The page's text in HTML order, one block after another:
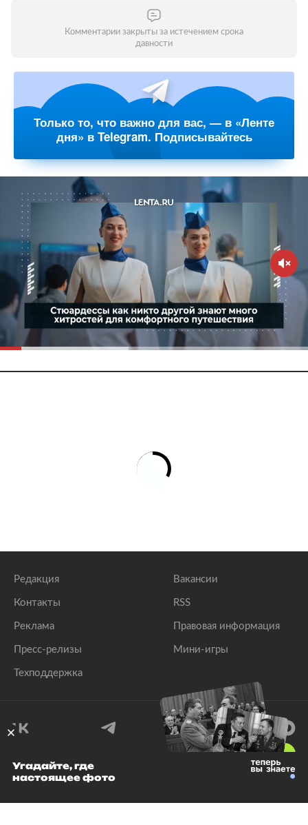
Комментарии закрыты за истечением срока
давности
Только то, что важно для вас, — в «Ленте
дня» в Telegram. Подписывайтесь
Редакция
Контакты
Реклама
Пресс-релизы
Техподдержка
Вакансии
RSS
Правовая информация
Мини-игры
© 1999–2026 Все права защищены.
Угадайте, где
настоящее фото